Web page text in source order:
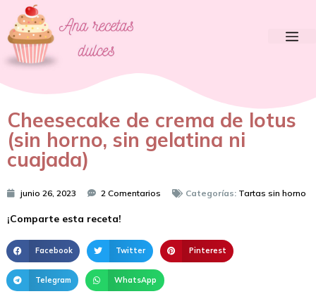
Cheesecake de crema de lotus
(sin horno, sin gelatina ni
cuajada)
junio 26, 2023 2 Comentarios Categorías: Tartas sin horno
¡Comparte esta receta!
Facebook Twitter Pinterest
Telegram WhatsApp